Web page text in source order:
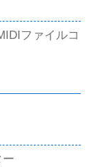
ファイルコ